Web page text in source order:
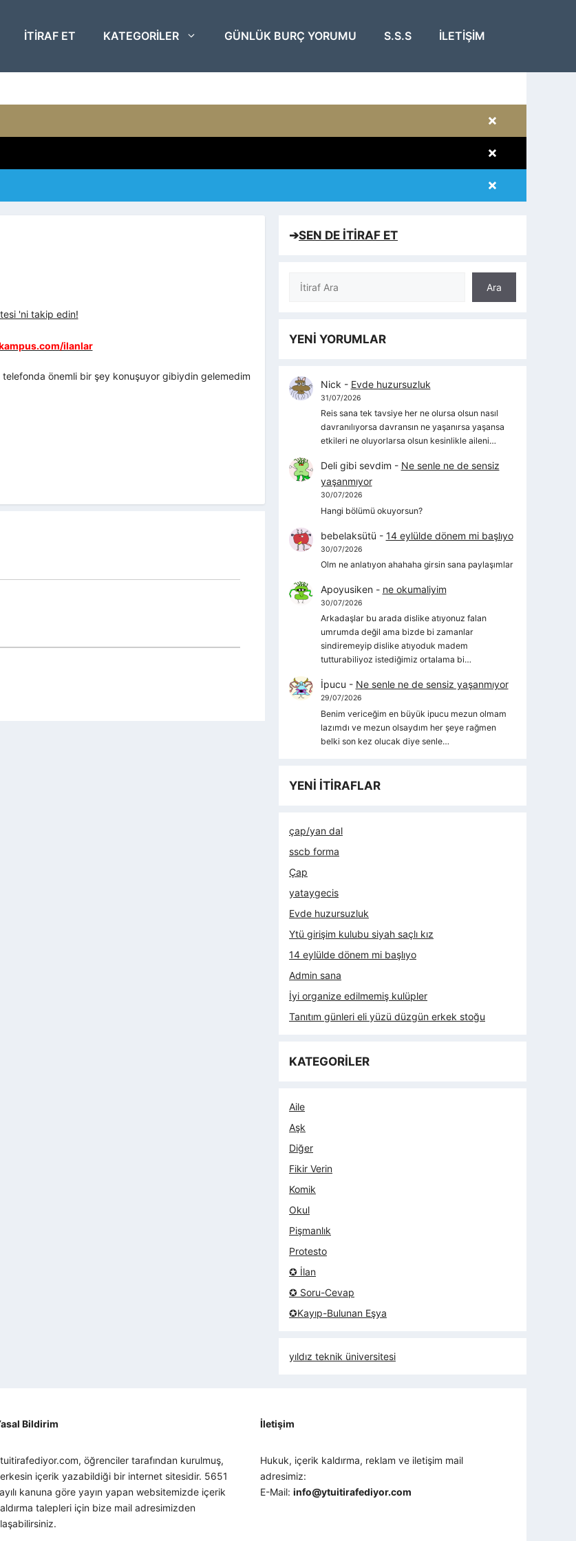
ITIRAF ET KATEGORILER GÜNLÜK BURÇ YORUMU S.S.S İLETIŞIM
×
×
×
'ni takip edin!
ilanlar
önemli bir şey konuşuyor gibiydin gelemedim
➔SEN DE İTİRAF ET
Ara
Ara
YENİ YORUMLAR
Nick - Evde huzursuzluk
31/07/2026
Reis sana tek tavsiye her ne olursa olsun nasıl
davranılıyorsa davransın ne yaşanırsa yaşansa
etkileri ne oluyorlarsa olsun kesinlikle aileni…
Deli gibi sevdim - Ne senle ne de sensiz
yaşanmıyor
30/07/2026
Hangi bölümü okuyorsun?
bebelaksütü - 14 eylülde dönem mi başlıyo
30/07/2026
Olm ne anlatıyon ahahaha girsin sana paylaşımlar
Apoyusiken- ne okumaliyim
30/07/2026
Arkadaşlar bu arada dislike atıyonuz falan
umrumda değil ama bizde bi zamanlar
sindiremeyip dislike atıyoduk madem
tutturabiliyoz istediğimiz ortalama bi…
İpucu - Ne senle ne de sensiz yaşanmıyor
29/07/2026
Benim vericeğim en büyük ipucu mezun olmam
lazımdı ve mezun olsaydım her şeye rağmen
belki son kez olucak diye senle…
YENİ İTİRAFLAR
çap/yan dal
sscb forma
Çap
yataygecis
Evde huzursuzluk
Ytü girişim kulubu siyah saçlı kız
14 eylülde dönem mi başlıyo
Admin sana
İyi organize edilmemiş kulüpler
Tanıtım günleri eli yüzü düzgün erkek stoğu
KATEGORİLER
Aile
Aşk
Diğer
Fikir Verin
Komik
Okul
Pişmanlık
Protesto
✪ İlan
✪ Soru-Cevap
✪Kayıp-Bulunan Eşya
yıldız teknik üniversitesi
Bildirim
öğrenciler tarafından kurulmuş,
içerik yazabildiği bir internet sitesidir. 5651
kanuna göre yayın yapan websitemizde içerik
talepleri için bize mail adresimizden
İletişim
Hukuk, içerik kaldırma, reklam ve iletişim mail
adresimiz:
E-Mail:info@ytuitirafediyor.com